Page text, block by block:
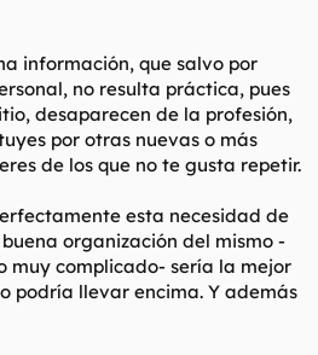
información, que salvo por
no resulta práctica, pues
desaparecen de la profesión,
por otras nuevas o más
de los que no te gusta repetir.
esta necesidad de
organización del mismo -
muy complicado- sería la mejor
podría llevar encima. Y además